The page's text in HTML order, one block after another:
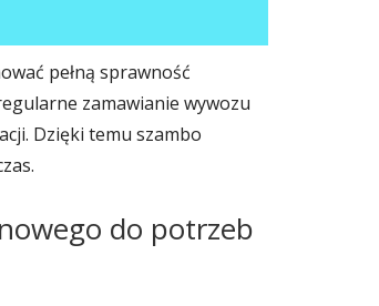
pełną sprawność
zamawianie wywozu
Dzięki temu szambo
do potrzeb